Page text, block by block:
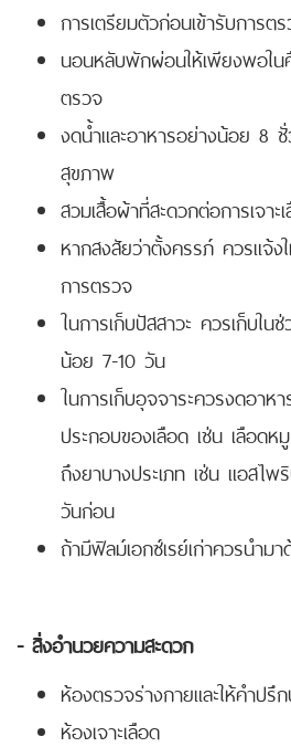
การเตรียมตัวก่อนเข้ารับการต
นอนหลับพักผ่อนให้เพียงพอใน
ตรวจ
งดน้ำและอาหารอย่างน้อย 8
สุขภาพ
สวมเสื้อผ้าที่สะดวกต่อการเจาะ
หากสงสัยว่าตั้งครรภ์ ควรแจ้ง
การตรวจ
ในการเก็บปัสสาวะ ควรเก็บใ
น้อย 7-10 วัน
ในการเก็บอุจจาระควรงดอาห
ประกอบของเลือด เช่น เลือดห
ถึงยาบางประเภท เช่น แอสไ
วันก่อน
ถ้ามีฟิลม์เอกซ์เรย์เก่าควรนำม
- สิ่งอำนวยความสะดวก
ห้องตรวจร่างกายและให้คำปรึ
ห้องเจาะเลือด